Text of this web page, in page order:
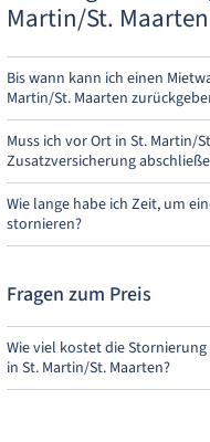
Martin/St. Maarten
Bis wann kann ich einen
Martin/St. Maarten
Grundsätzlich kannst Du den
Tageszeit zurückgeben.
Mietwagen nicht später als bei
angegeben, abgibst.
Muss ich vor Ort in St. Martin/
Zusatzversicherung
Buche am besten über uns
ohne Selbstbeteiligung. So
weitere Versicherung
Wie lange habe ich Zeit, um
stornieren?
Du hast bis zu 24 Stunden
Stornieren.
Fragen zum Preis
Wie viel kostet die
in St. Martin/St. Maarten?
Bis 24 Stunden vor